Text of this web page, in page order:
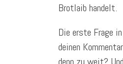
Brotlaib handelt.
Die erste Frage
deinen
denn zu weit?